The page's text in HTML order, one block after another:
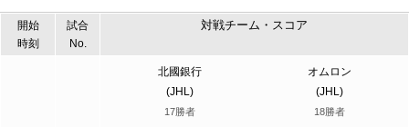
開始
時刻
試合
No.
対戦チーム・スコア
北國銀行
(JHL)
17勝者
オムロン
(JHL)
18勝者